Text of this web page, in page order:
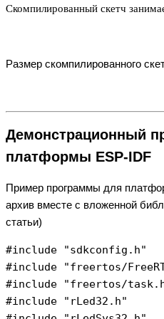
Скомпилированный скетч
Размер скомпилированного
Демонстрационный
платформы ESP-IDF
Пример программы для
архив вместе с вложенной
статьи)
#include "sdkconfig.h"
#include "freertos/
#include "freertos/
#include "rLed32.h"